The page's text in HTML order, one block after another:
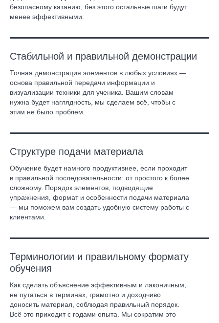
безопасному катанию, без этого остальные шаги будут
менее эффективными.
Стабильной и правильной демонстрации
Точная демонстрация элементов в любых условиях —
основа правильной передачи информации и
визуализации техники для ученика. Вашим словам
нужна будет наглядность, мы сделаем всё, чтобы с
этим не было проблем.
Структуре подачи материала
Обучение будет намного продуктивнее, если проходит
в правильной последовательности: от простого к более
сложному. Порядок элементов, подводящие
упражнения, формат и особенности подачи материала
— мы поможем вам создать удобную систему работы с
клиентами.
Терминологии и правильному формату
обучения
Как сделать объяснение эффективным и лаконичным,
не путаться в терминах, грамотно и доходчиво
доносить материал, соблюдая правильный порядок.
Всё это приходит с годами опыта. Мы сократим это